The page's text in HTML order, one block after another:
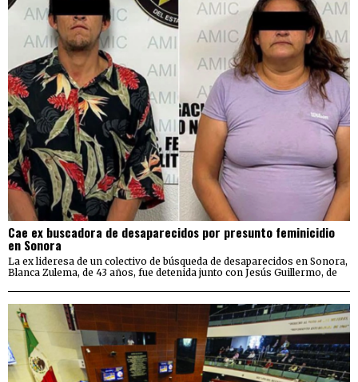
Cae ex buscadora de desaparecidos por presunto feminicidio
en Sonora
La ex lideresa de un colectivo de búsqueda de desaparecidos en Sonora,
Blanca Zulema, de 43 años, fue detenida junto con Jesús Guillermo, de